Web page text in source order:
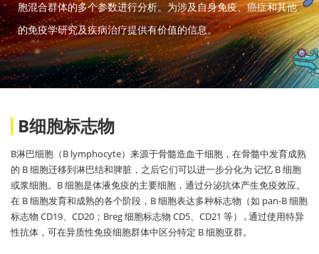
胞混合群体的多个参数进行分析。为涉及自身免疫、癌症和其他
的免疫学研究及疾病治疗提供有价值的信息。
B细胞标志物
B淋巴细胞（B lymphocyte）来源于骨髓造血干细胞，在骨髓中发育成熟
的 B 细胞迁移到淋巴结和脾脏，之后它们可以进一步分化为 记忆 B 细胞
或浆细胞。B 细胞是体液免疫的主要细胞，通过分泌抗体产生免疫效应。
在 B 细胞发育和成熟的各个阶段，B 细胞表达多种标志物（如 pan-B 细胞
标志物 CD19、CD20；Breg 细胞标志物 CD5、CD21 等） , 通过使用特异
性抗体，可在异质性免疫细胞群体中区分特定 B 细胞亚群。